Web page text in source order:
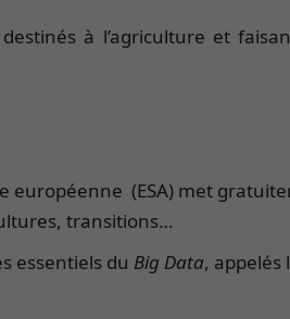
à l’agriculture et
européenne (ESA) met
transitions…
essentiels du Big Data, appelés